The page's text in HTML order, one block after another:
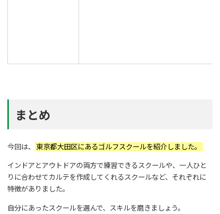
まとめ
今回は、 東京都大田区にあるゴルフスクールを紹介しました。
インドアとアウトドアの両方で練習できるスクールや、一人ひと
りに合わせてカルテを作成してくれるスクールなど、それぞれに
特徴がありました。
自分にあったスクールを選んで、スキルを磨きましょう。